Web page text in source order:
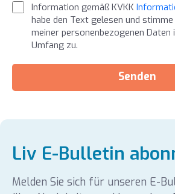
Information gemäß KVKK
habe den Text gelesen und
meiner personenbezogenen Daten
Umfang zu.
Senden
Liv E-Bulletin
Melden Sie sich für unseren E-